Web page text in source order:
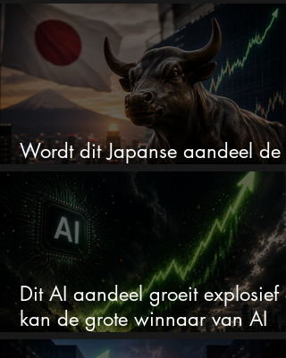
in de uitverkoop
Wordt dit Japanse aandeel de
comeback kid van 2026?
Dit AI aandeel groeit explosief
kan de grote winnaar van AI
worden